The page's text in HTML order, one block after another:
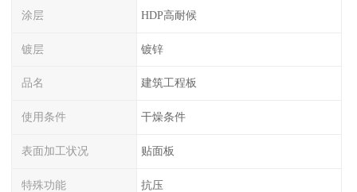
涂层 HDP高耐候
镀层 镀锌
品名 建筑工程板
使用条件 干燥条件
表面加工状况 贴面板
特殊功能 抗压